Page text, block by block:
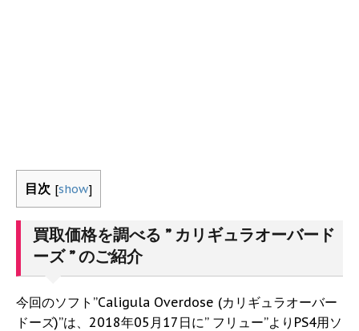
目次 [show]
買取価格を調べる ” カリギュラオーバード
ーズ ” のご紹介
今回のソフト”Caligula Overdose (カリギュラオーバー
ドーズ)”は、2018年05月17日に” フリュー”よりPS4用ソ